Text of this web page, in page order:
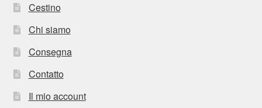
Cestino
Chi siamo
Consegna
Contatto
Il mio account